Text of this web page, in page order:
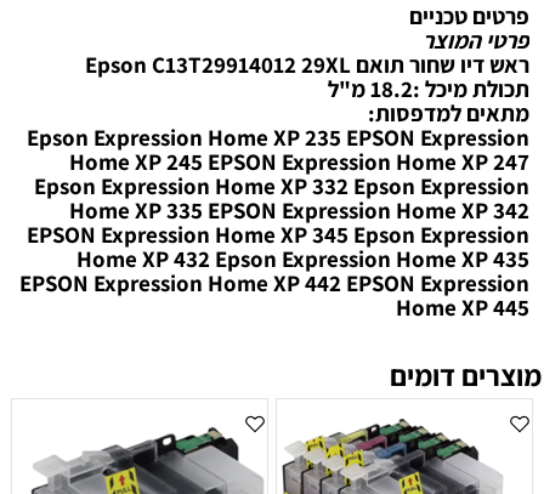
פרטים טכניים
פרטי המוצר
ראש דיו שחור תואם Epson C13T29914012 29XL
תכולת מיכל :18.2 מ"ל
מתאים למדפסות:
Epson Expression Home XP 235 EPSON Expression
Home XP 245 EPSON Expression Home XP 247
Epson Expression Home XP 332 Epson Expression
Home XP 335 EPSON Expression Home XP 342
EPSON Expression Home XP 345 Epson Expression
Home XP 432 Epson Expression Home XP 435
EPSON Expression Home XP 442 EPSON Expression
Home XP 445
מוצרים דומים